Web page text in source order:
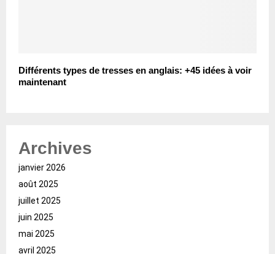
Différents types de tresses en anglais: +45 idées à voir
maintenant
Archives
janvier 2026
août 2025
juillet 2025
juin 2025
mai 2025
avril 2025